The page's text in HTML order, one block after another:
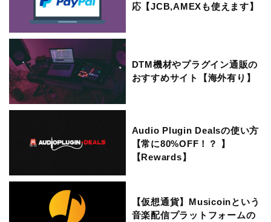
応【JCB,AMEXも使えます】
DTM機材やプラグイン通販の
おすすめサイト【海外有り】
Audio Plugin Dealsの使い方
【常に80%OFF！？ 】
【Rewards】
【仮想通貨】Musicoinという
音楽配信プラットフォームの